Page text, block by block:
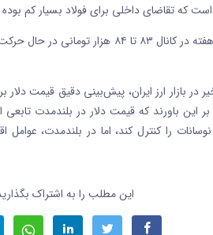
که تقاضای داخلی برای فولاد بسیار کم
در بازار ارز ایران، پیش‌بینی دقیق قیمت دلار
بر این باورند که قیمت دلار در بلندمدت
را کنترل کند، اما در بلندمدت، عوامل
این مطلب را به اشتراک